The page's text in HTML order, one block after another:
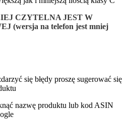
CZYTELNA JEST W
(wersja na telefon jest mniej
się błędy proszę sugerować się
nazwę produktu lub kod ASIN